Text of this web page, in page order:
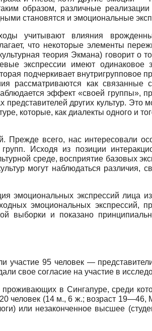
образом, различные
становятся и эмоциональные
учитывают влияния
что некоторые элементы
теория Экмана) говорит
экспрессии имеют
подчеркивает внутригрупповое
рассматриваются как
эффект «своей группы»,
других культур.
которые, как диалекты одного и
всего, нас интересовали
групп. Исходя из позиции
среде, восприятие базовых
могут наблюдаться
эмоциональных экспрессий
эмоциональных экспрессий,
выборки и показано
участие 95 человек —
свое согласие на участие в
проживающих в Сингапуре, среди
20 человек (14 м., 6 ж.; возраст
или незаконченное высшее